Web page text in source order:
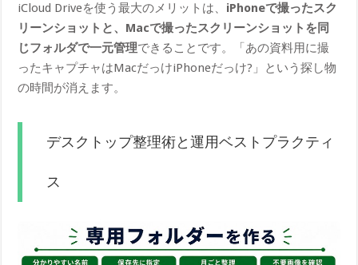
iCloud Driveを使う最大のメリットは、 iPhoneで撮ったスク
リーンショットと、Macで撮ったスクリーンショットを同
じフォルダで一元管理できることです。「あの資料用に撮
ったキャプチャはMacだっけiPhoneだっけ?」という探し物
の時間が消えます。
デスクトップ整理術と運用ベストプラクティ
ス